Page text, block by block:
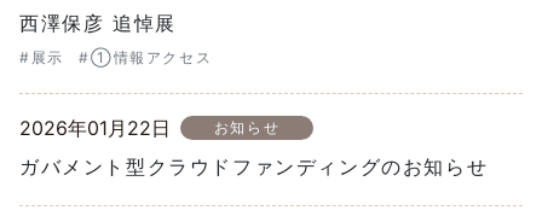
西澤保彦 追悼展
#展示 #①情報アクセス
2026年01月22日 お知らせ
ガバメント型クラウドファンディングのお知らせ